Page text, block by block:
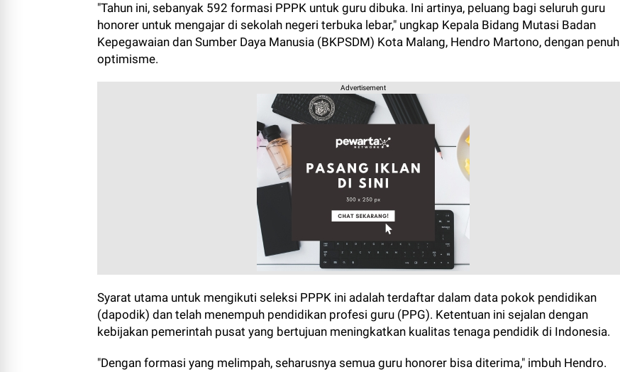
"Tahun ini, sebanyak 592 formasi PPPK untuk guru dibuka. Ini artinya, peluang bagi seluruh guru
honorer untuk mengajar di sekolah negeri terbuka lebar," ungkap Kepala Bidang Mutasi Badan
Kepegawaian dan Sumber Daya Manusia (BKPSDM) Kota Malang, Hendro Martono, dengan penuh
optimisme.
Advertisement
Syarat utama untuk mengikuti seleksi PPPK ini adalah terdaftar dalam data pokok pendidikan
(dapodik) dan telah menempuh pendidikan profesi guru (PPG). Ketentuan ini sejalan dengan
kebijakan pemerintah pusat yang bertujuan meningkatkan kualitas tenaga pendidik di Indonesia.
"Dengan formasi yang melimpah, seharusnya semua guru honorer bisa diterima," imbuh Hendro.